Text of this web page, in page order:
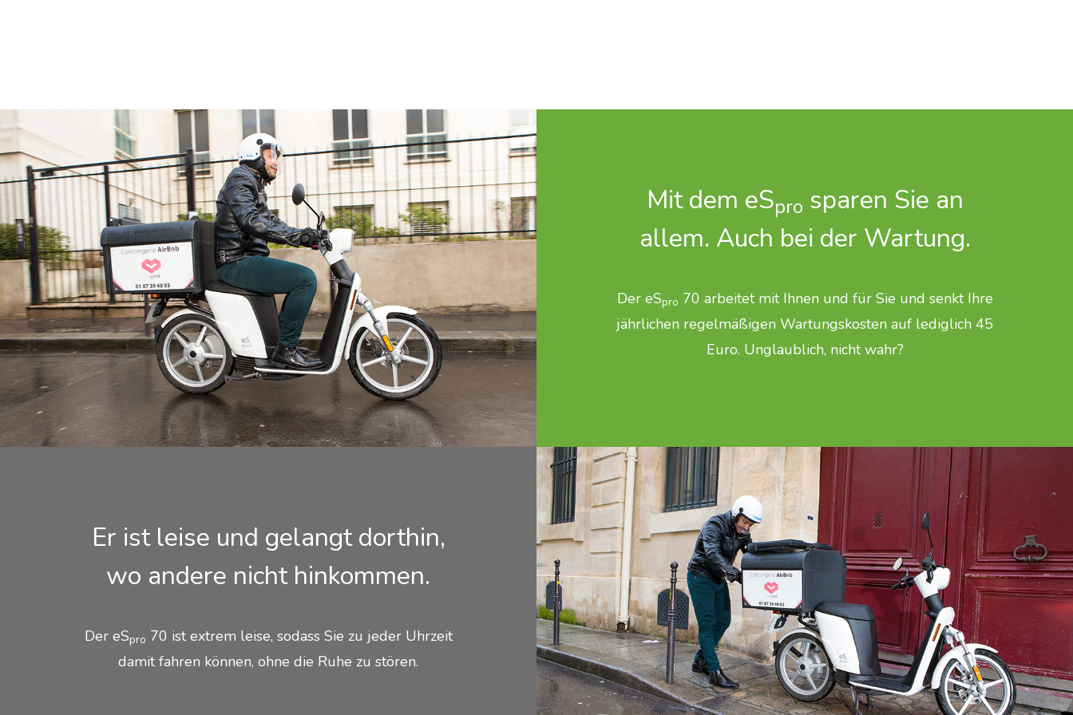
Mit dem eSpro sparen Sie an
allem. Auch bei der Wartung.
Der eSpro 70 arbeitet mit Ihnen und für Sie und senkt Ihre
jährlichen regelmäßigen Wartungskosten auf lediglich 45
Euro. Unglaublich, nicht wahr?
Er ist leise und gelangt dorthin,
wo andere nicht hinkommen.
Der eSpro 70 ist extrem leise, sodass Sie zu jeder Uhrzeit
damit fahren können, ohne die Ruhe zu stören.